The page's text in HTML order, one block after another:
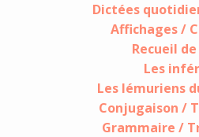
Dictées
Affichages /
Recueil
Les
Les lémuriens
Conjugaison /
Grammaire /